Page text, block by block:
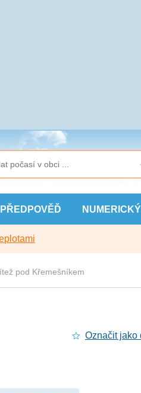
PŘEDPOVĚĎ NUMERICKÝ
pod Křemešníkem
Označit jako